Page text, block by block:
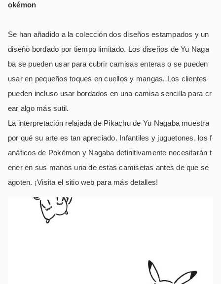
okémon
Se han añadido a la colección dos diseños estampados y un
diseño bordado por tiempo limitado. Los diseños de Yu Naga
ba se pueden usar para cubrir camisas enteras o se pueden
usar en pequeños toques en cuellos y mangas. Los clientes
pueden incluso usar bordados en una camisa sencilla para cr
ear algo más sutil.
La interpretación relajada de Pikachu de Yu Nagaba muestra
por qué su arte es tan apreciado. Infantiles y juguetones, los f
anáticos de Pokémon y Nagaba definitivamente necesitarán t
ener en sus manos una de estas camisetas antes de que se
agoten. ¡Visita el sitio web para más detalles!